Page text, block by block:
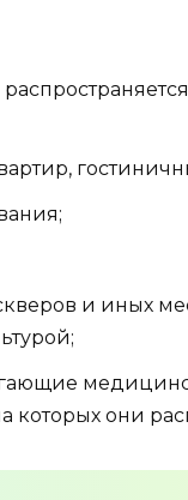
и иных
которых они